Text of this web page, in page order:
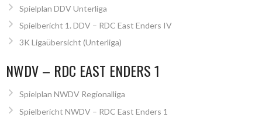
Spielplan DDV Unterliga
Spielbericht 1. DDV – RDC East Enders IV
3K Ligaübersicht (Unterliga)
NWDV – RDC EAST ENDERS 1
Spielplan NWDV Regionalliga
Spielbericht NWDV – RDC East Enders 1